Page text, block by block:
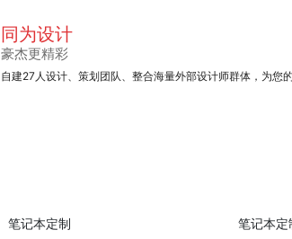
同为设计
豪杰更精彩
自建27人设计、策划团队、整合海量外部设计师群体，为您
笔记本定制 笔记本定